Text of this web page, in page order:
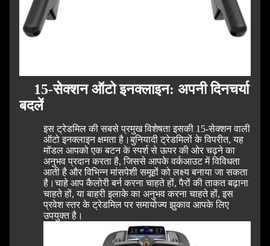
15-सेक्शन ऑटो इनक्लाइन: अपनी दिनचर्या
बदलें
इस ट्रेडमिल की सबसे प्रमुख विशेषता इसकी 15-सेक्शन वाली
ऑटो इनक्लाइन क्षमता है।बुनियादी ट्रेडमिलों के विपरीत, यह
मॉडल आपको एक बटन के स्पर्श से ऊपर की ओर चढ़ने का
अनुभव प्रदान करता है, जिससे आपके वर्कआउट में विविधता
आती है और विभिन्न मांसपेशी समूहों को लक्ष्य बनाया जा सकता
है।चाहे आप कैलोरी बर्न करना चाहते हों, पैरों की ताकत बढ़ाना
चाहते हों, या बाहरी इलाके का अनुभव करना चाहते हों, इस
प्रवेश स्तर के ट्रेडमिल पर समायोज्य झुकाव आपके लिए
उपयुक्त है।